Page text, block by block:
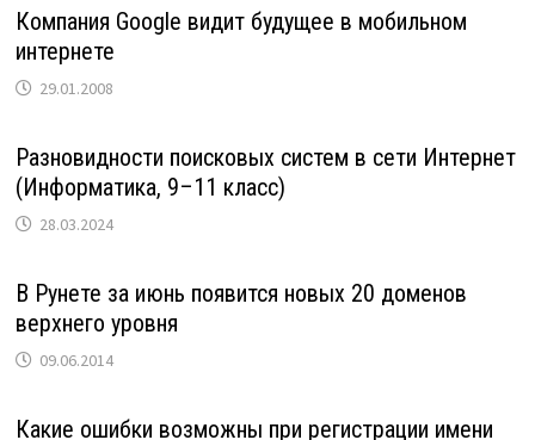
Компания Google видит будущее в мобильном
интернете
29.01.2008
Разновидности поисковых систем в сети Интернет
(Информатика, 9–11 класс)
28.03.2024
В Рунете за июнь появится новых 20 доменов
верхнего уровня
09.06.2014
Какие ошибки возможны при регистрации имени